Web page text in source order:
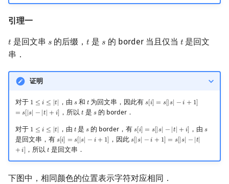
引理一
𝑡
t 是回文串 𝑠
s 的后缀，𝑡
t 是 𝑠
s 的 border 当且仅当 𝑡
t 是回文
串．
证明
对于 1 ≤ 𝑖 ≤ |𝑡|
1≤i≤ |t | ，由 𝑠
s和 𝑡t 为回文串，因此有𝑠[𝑖] = 𝑠[|𝑠| −𝑖 + 1]
= 𝑠[|𝑠| − |𝑡| + 𝑖]
s [i =s |s |− +1 ]= s[ |s
，所以 𝑡t 是 𝑠
s的 border．
对于 1 ≤ 𝑖 ≤ |𝑡|
1≤i≤ |t | ，由 𝑡t 是𝑠
s 的 border，有𝑠[𝑖] = 𝑠[|𝑠| − |𝑡| + 𝑖]
s [i =s |s |− t| +i ，由 𝑠
s
是回文串，有 𝑠[𝑖] = 𝑠[|𝑠| − 𝑖 + 1]
s[i =s[ |s |− +1 ] ，因此 𝑠[|𝑠| −𝑖 + 1] = 𝑠[|𝑠| − |𝑡|
+𝑖]
s[ |s −i +1 ]= s[ s| −| |+ i]
，所以𝑡t 是回文串．
下图中，相同颜色的位置表示字符对应相同．